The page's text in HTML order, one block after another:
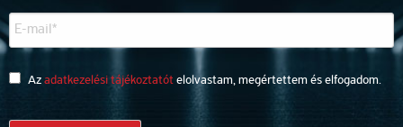
Az adatkezelési tájékoztatót elolvastam, megértettem és elfogadom.